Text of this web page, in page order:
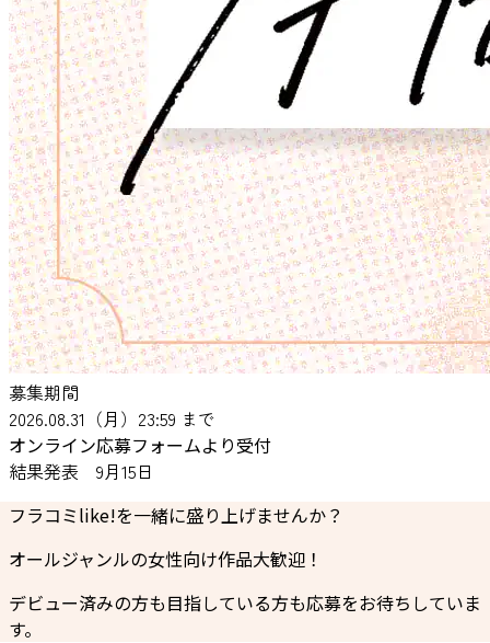
募集期間
2026.08.31 （月）23:59 まで
オンライン応募フォームより受付
結果発表 9月15日
フラコミlike!を一緒に盛り上げませんか？
オールジャンルの女性向け作品大歓迎！
デビュー済みの方も目指している方も応募をお待ちしていま
す。